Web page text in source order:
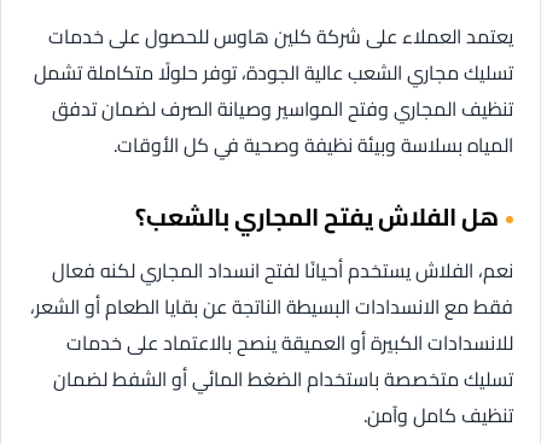
يعتمد العملاء على شركة كلين هاوس للحصول على خدمات
تسليك مجاري الشعب عالية الجودة، توفر حلولًا متكاملة تشمل
تنظيف المجاري وفتح المواسير وصيانة الصرف لضمان تدفق
المياه بسلاسة وبيئة نظيفة وصحية في كل الأوقات.
هل الفلاش يفتح المجاري بالشعب؟
نعم، الفلاش يستخدم أحيانًا لفتح انسداد المجاري لكنه فعال
فقط مع الانسدادات البسيطة الناتجة عن بقايا الطعام أو الشعر،
للانسدادات الكبيرة أو العميقة ينصح بالاعتماد على خدمات
تسليك متخصصة باستخدام الضغط المائي أو الشفط لضمان
تنظيف كامل وآمن.